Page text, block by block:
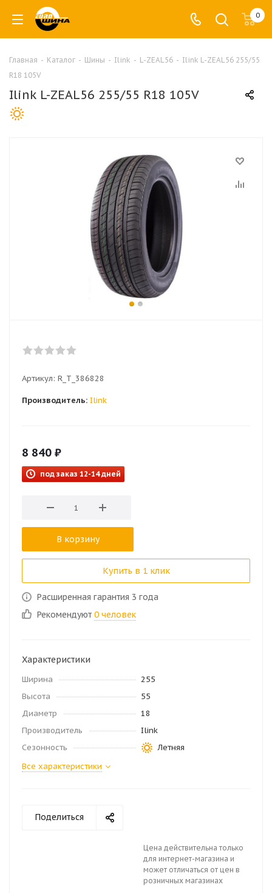
0
Главная - Каталог - Шины - Ilink - L-ZEAL56 - Ilink L-ZEAL56 255/55
R18 105V
Ilink L-ZEAL56 255/55 R18 105V
Артикул: R_T_386828
Производитель: Ilink
8 840 ₽
под заказ 12-14 дней
В корзину
Купить в 1 клик
Расширенная гарантия 3 года
Рекомендуют 0 человек
Характеристики
Ширина
255
Высота
55
Диаметр
18
Производитель
Ilink
Сезонность
Летняя
Все характеристики
Поделиться
Цена действительна только
для интернет-магазина и
может отличаться от цен в
розничных магазинах